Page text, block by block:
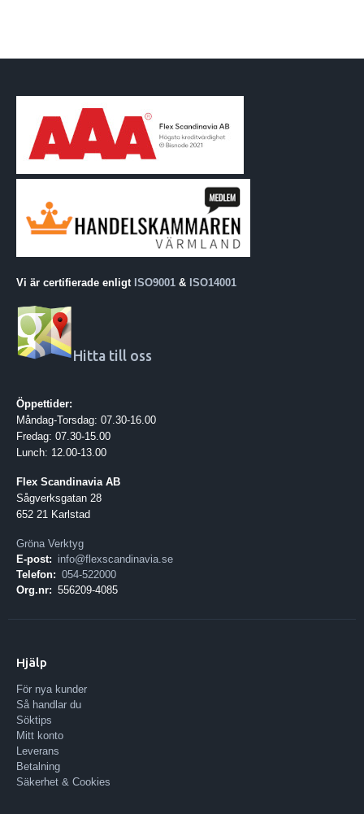
Vi är certifierade enligt ISO9001 & ISO14001
Hitta till oss
Öppettider:
Måndag-Torsdag: 07.30-16.00
Fredag: 07.30-15.00
Lunch: 12.00-13.00
Flex Scandinavia AB
Sågverksgatan 28
652 21 Karlstad
Gröna Verktyg
E-post: info@flexscandinavia.se
Telefon: 054-522000
Org.nr: 556209-4085
Hjälp
För nya kunder
Så handlar du
Söktips
Mitt konto
Leverans
Betalning
Säkerhet & Cookies